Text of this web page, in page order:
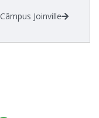
Câmpus Joinville